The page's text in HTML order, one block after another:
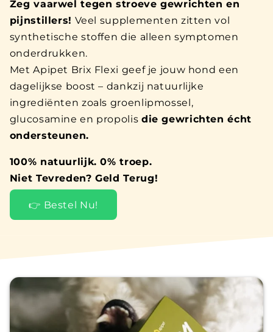
Zeg vaarwel tegen stroeve gewrichten en
pijnstillers! Veel supplementen zitten vol
synthetische stoffen die alleen symptomen
onderdrukken.
Met Apipet Brix Flexi geef je jouw hond een
dagelijkse boost – dankzij natuurlijke
ingrediënten zoals groenlipmossel,
glucosamine en propolis die gewrichten écht
ondersteunen.
100% natuurlijk. 0% troep.
Niet Tevreden? Geld Terug!
👉 Bestel Nu!